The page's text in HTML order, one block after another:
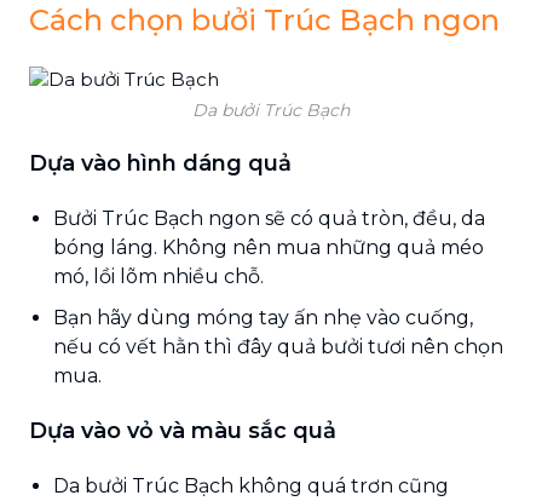
Cách chọn bưởi Trúc Bạch ngon
Da bưởi Trúc Bạch
Dựa vào hình dáng quả
Bưởi Trúc Bạch ngon sẽ có quả tròn, đều, da
bóng láng. Không nên mua những quả méo
mó, lồi lõm nhiều chỗ.
Bạn hãy dùng móng tay ấn nhẹ vào cuống,
nếu có vết hằn thì đây quả bưởi tươi nên chọn
mua.
Dựa vào vỏ và màu sắc quả
Da bưởi Trúc Bạch không quá trơn cũng